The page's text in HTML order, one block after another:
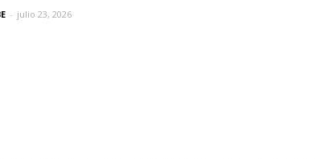
- julio 23, 2026